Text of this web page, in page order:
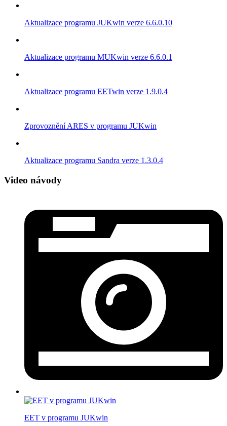
Aktualizace programu JUKwin verze 6.6.0.10
Aktualizace programu MUKwin verze 6.6.0.1
Aktualizace programu EETwin verze 1.9.0.4
Zprovoznění ARES v programu JUKwin
Aktualizace programu Sandra verze 1.3.0.4
Video návody
EET v programu JUKwin